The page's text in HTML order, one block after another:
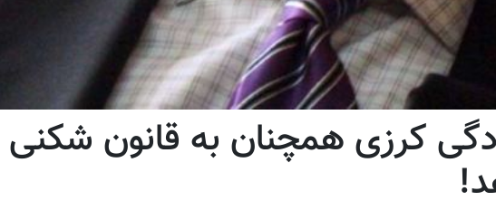
کرزی همچنان به قانون شکنی